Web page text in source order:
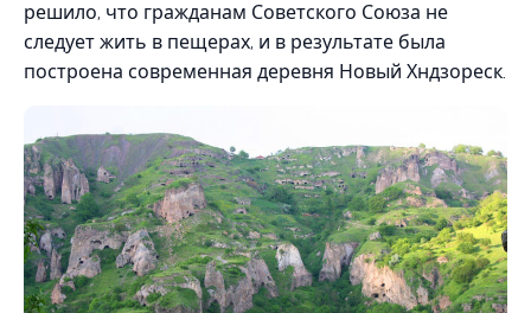
решило, что гражданам Советского Союза не
следует жить в пещерах, и в результате была
построена современная деревня Новый Хндзореск.